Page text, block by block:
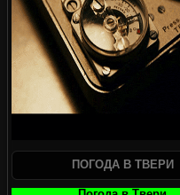
ПОГОДА В ТВЕРИ